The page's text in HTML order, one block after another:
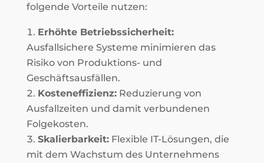
folgende Vorteile nutzen:
Erhöhte Betriebssicherheit:
Ausfallsichere Systeme minimieren das
Risiko von Produktions- und
Geschäftsausfällen.
Kosteneffizienz:Reduzierung von
Ausfallzeiten und damit verbundenen
Folgekosten.
Skalierbarkeit:Flexible IT-Lösungen, die
mit dem Wachstum des Unternehmens